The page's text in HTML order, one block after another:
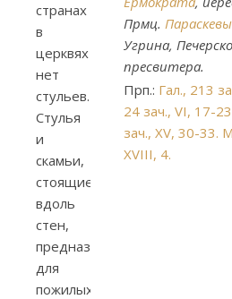
странах
в
церквях
нет
стульев.
Стулья
и
скамьи,
стоящие
вдоль
стен,
предназначены
для
пожилых
Прмц. Параскевы
Угрина,
пресвитера.
Прп.: Гал., 213
24 зач., VI, 17-23
зач., XV, 30-33.
XVIII, 4.